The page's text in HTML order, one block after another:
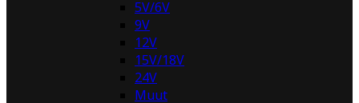
5V/6V
9V
12V
15V/18V
24V
Muut